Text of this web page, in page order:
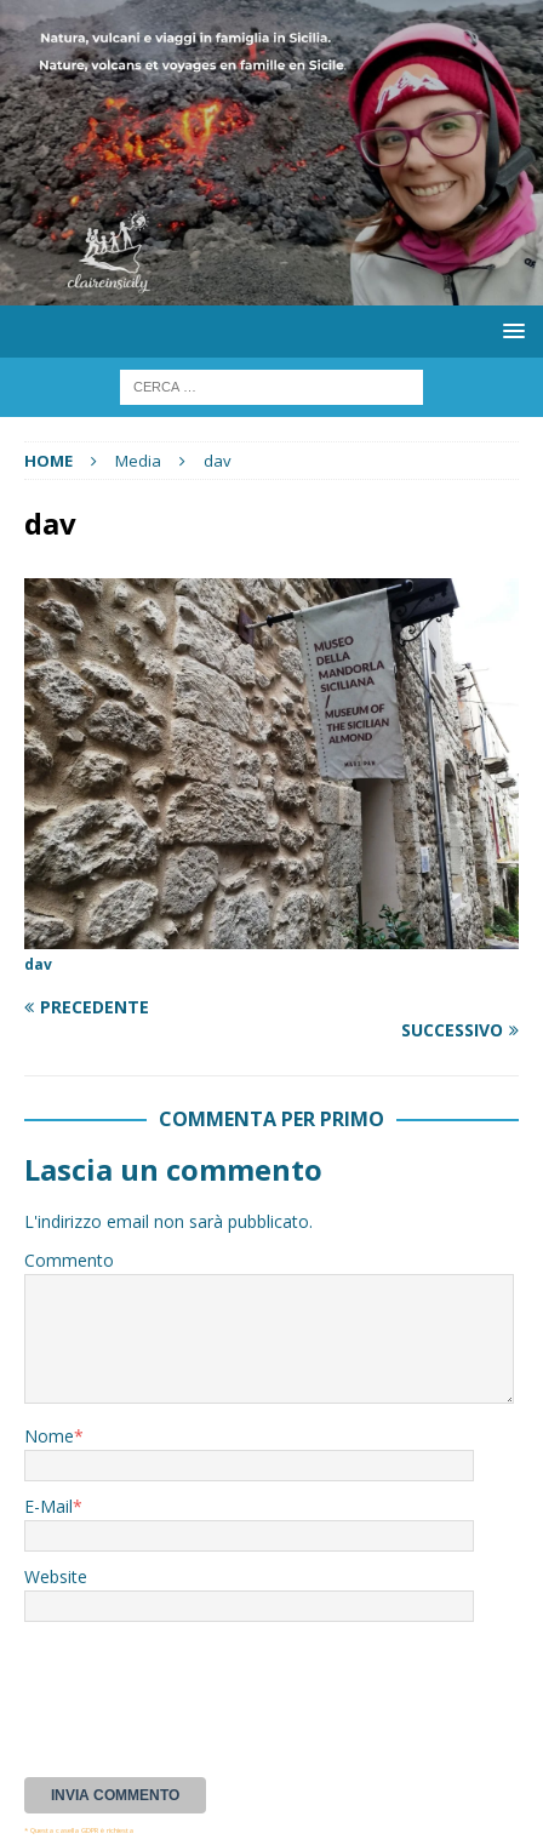
HOME Media dav
dav
dav
PRECEDENTE
SUCCESSIVO
COMMENTA PER PRIMO
Lascia un commento
L'indirizzo email non sarà pubblicato.
Commento
Nome*
E-Mail*
Website
* Questa casella GDPR è richiesta